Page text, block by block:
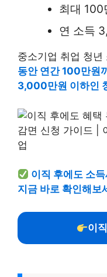
최대 100
연 소득
중소기업 취업 청년
동안 연간 100만원
3,000만원 이하인
이직 후에도 소
지금 바로 확인해보
이